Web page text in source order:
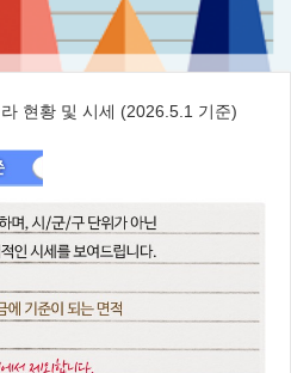
현황 및 시세 (2026.5.1 기준)